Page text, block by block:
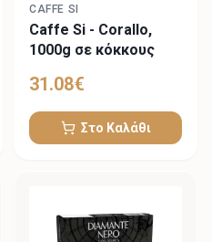
CAFFE SI
Caffe Si - Corallo,
1000g σε κόκκους
31.08€
Στο Καλάθι